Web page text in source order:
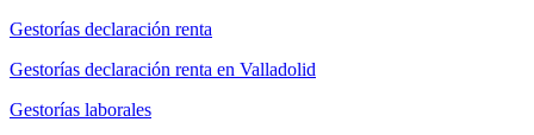
Gestorías declaración renta
Gestorías declaración renta en Valladolid
Gestorías laborales